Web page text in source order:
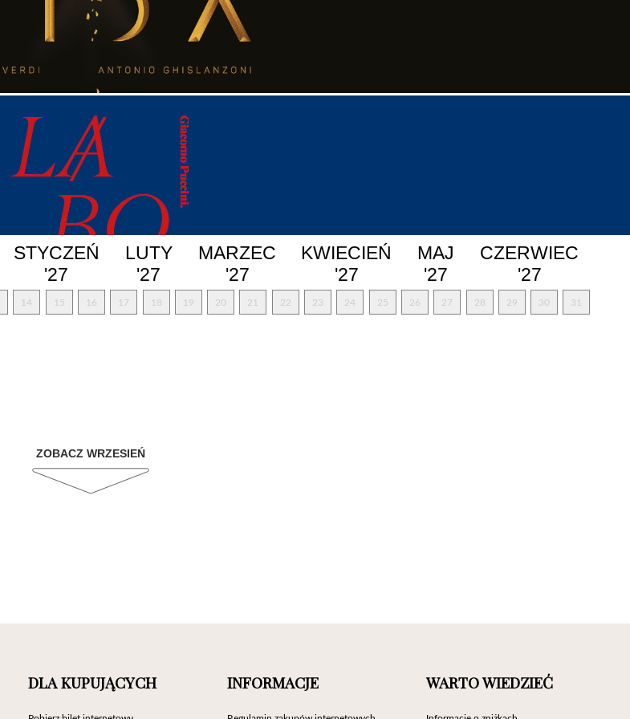
STYCZEŃ
'27
LUTY
'27
MARZEC
'27
KWIECIEŃ
'27
MAJ
'27
CZERWIEC
'27
14 15 16 17 18 19 20 21 22 23 24 25 26 27 28 29 30 31
ZOBACZ WRZESIEŃ
DLA KUPUJĄCYCH INFORMACJE WARTO WIEDZIEĆ